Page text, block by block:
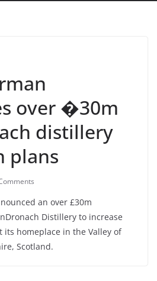
over �30m
distillery
plans
an over £30m
Distillery to increase
homeplace in the Valley of
Scotland.